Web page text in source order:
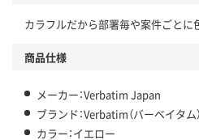
カラフルだから部署毎や案件ごとに
商品仕様
メーカー：Verbatim Japan
ブランド：Verbatim（バーベイタム）
カラー：イエロー